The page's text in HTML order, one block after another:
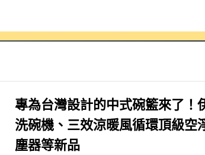
專為台灣設計的中式碗籃來了！
洗碗機、三效涼暖風循環頂級空
塵器等新品